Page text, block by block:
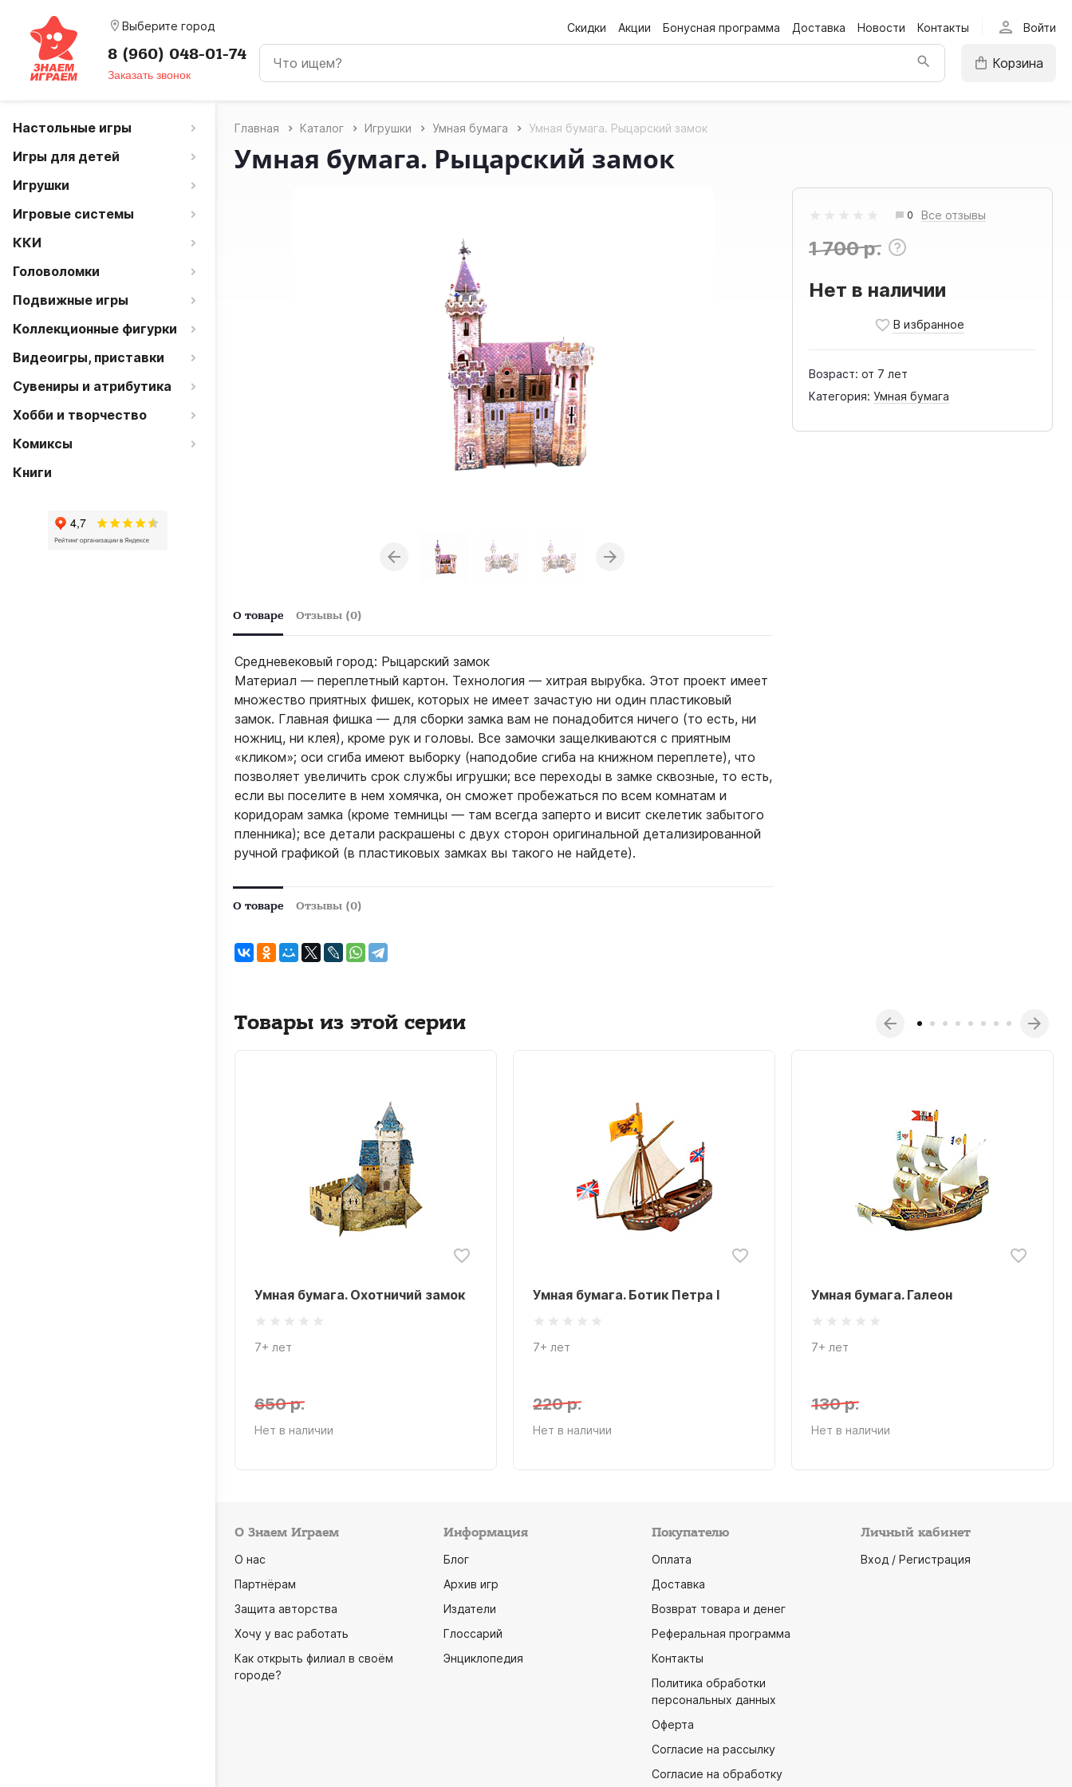
room Выберите город Скидки Акции Бонусная программа Доставка Новости Контакты person Войти
8 (960) 048-01-74
Заказать звонок
Корзина
Настольные игры
Игры для детей
Игрушки
Игровые системы
ККИ
Головоломки
Подвижные игры
Коллекционные фигурки
Видеоигры, приставки
Сувениры и атрибутика
Хобби и творчество
Комиксы
Книги
Главная Каталог Игрушки Умная бумага Умная бумага. Рыцарский замок
Умная бумага. Рыцарский замок
0 Все отзывы
1 700 р.
Нет в наличии
Возраст: от 7 лет
Категория: Умная бумага
О товаре Отзывы (0)
Средневековый город: Рыцарский замок
Материал — переплетный картон. Технология — хитрая вырубка. Этот проект имеет
множество приятных фишек, которых не имеет зачастую ни один пластиковый
замок. Главная фишка — для сборки замка вам не понадобится ничего (то есть, ни
ножниц, ни клея), кроме рук и головы. Все замочки защелкиваются с приятным
«кликом»; оси сгиба имеют выборку (наподобие сгиба на книжном переплете), что
позволяет увеличить срок службы игрушки; все переходы в замке сквозные, то есть,
если вы поселите в нем хомячка, он сможет пробежаться по всем комнатам и
коридорам замка (кроме темницы — там всегда заперто и висит скелетик забытого
пленника); все детали раскрашены с двух сторон оригинальной детализированной
ручной графикой (в пластиковых замках вы такого не найдете).
О товаре Отзывы (0)
Товары из этой серии
Умная бумага. Охотничий замок
7+ лет
650 р.
Нет в наличии
Умная бумага. Ботик Петра I
7+ лет
220 р.
Нет в наличии
Умная бумага. Галеон
7+ лет
130 р.
Нет в наличии
О Знаем Играем
О нас
Партнёрам
Защита авторства
Хочу у вас работать
Как открыть филиал в своём
городе?
Информация
Блог
Архив игр
Издатели
Глоссарий
Энциклопедия
Покупателю
Оплата
Доставка
Возврат товара и денег
Реферальная программа
Контакты
Политика обработки
персональных данных
Оферта
Согласие на рассылку
Согласие на обработку
Личный кабинет
Вход / Регистрация